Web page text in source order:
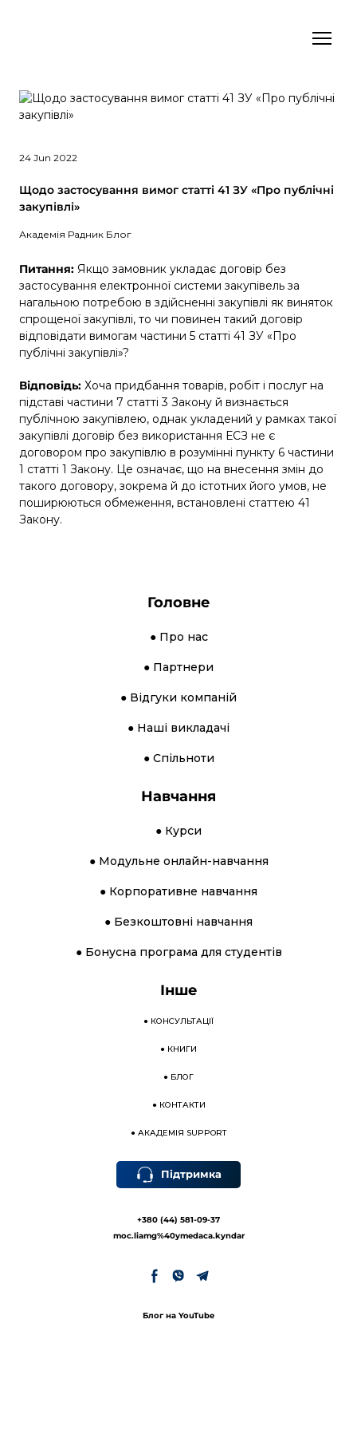
24 Jun 2022
Щодо застосування вимог статті 41 ЗУ «Про публічні
закупівлі»
Академія Радник Блог
Питання: Якщо замовник укладає договір без
застосування електронної системи закупівель за
нагальною потребою в здійсненні закупівлі як виняток
спрощеної закупівлі, то чи повинен такий договір
відповідати вимогам частини 5 статті 41 ЗУ «Про
публічні закупівлі»?
Відповідь: Хоча придбання товарів, робіт і послуг на
підставі частини 7 статті 3 Закону й визнається
публічною закупівлею, однак укладений у рамках такої
закупівлі договір без використання ЕСЗ не є
договором про закупівлю в розумінні пункту 6 частини
1 статті 1 Закону. Це означає, що на внесення змін до
такого договору, зокрема й до істотних його умов, не
поширюються обмеження, встановлені статтею 41
Закону.
Головне
● Про нас
● Партнери
● Відгуки компаній
● Наші викладачі
● Спільноти
Навчання
● Курси
● Модульне онлайн-навчання
● Корпоративне навчання
● Безкоштовні навчання
● Бонусна програма для студентів
Інше
● КОНСУЛЬТАЦІЇ
● КНИГИ
● БЛОГ
● КОНТАКТИ
● АКАДЕМІЯ SUPPORT
Підтримка
+380 (44) 581-09-37
moc.liamg%40ymedaca.kyndar
Блог на YouTube